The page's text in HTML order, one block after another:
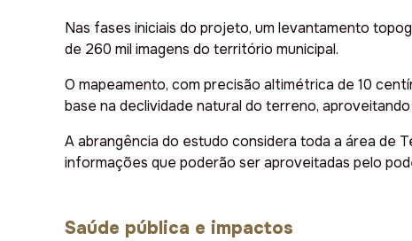
Nas fases iniciais do projeto, um levantamento
de 260 mil imagens do território municipal.
O mapeamento, com precisão altimétrica de 10
base na declividade natural do terreno,
A abrangência do estudo considera toda a área de
informações que poderão ser aproveitadas pelo
Saúde pública e impactos